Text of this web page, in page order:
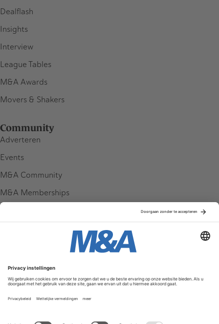
Dealflash
Insights
Interview
League Tables
M&A Awards
Movers & Shakers
Community
Adverteren
Events
M&A Community
M&A Memberships
Service & Contact
Contact
FAQ
Werken bij ons